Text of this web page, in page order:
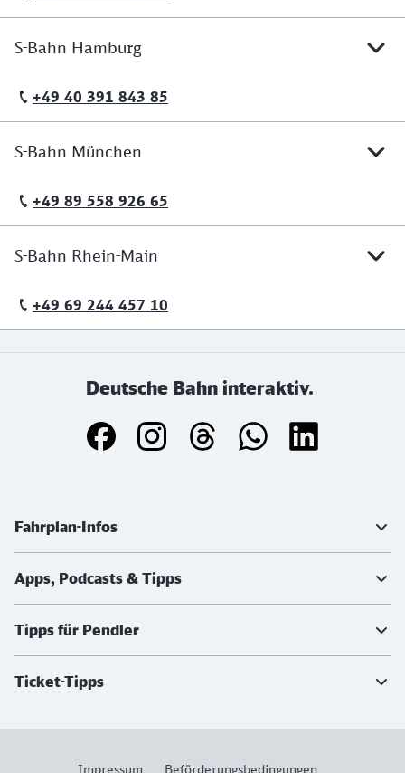
S-Bahn Hamburg
Telefonische Erreichbarkeit
+49 40 391 843 85
S-Bahn München
Telefonische Erreichbarkeit
+49 89 558 926 65
S-Bahn Rhein-Main
Telefonische Erreichbarkeit
+49 69 244 457 10
Deutsche Bahn interaktiv.
Fahrplan-Infos
Apps, Podcasts & Tipps
Tipps für Pendler
Ticket-Tipps
Impressum Beförderungsbedingungen